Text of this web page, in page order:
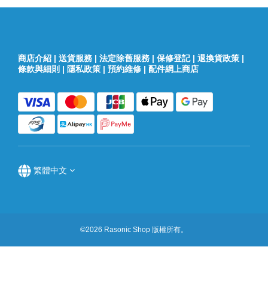
商店介紹 | 送貨服務 | 法定除舊服務 | 保修登記| 退換貨政策 |
條款與細則 | 隱私政策 | 預約維修 | 配件網上商店
繁體中文
©2026 Rasonic Shop 版權所有。